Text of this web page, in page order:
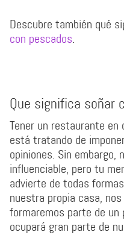
Descubre también qué
con pescados.
Que significa soñar
Tener un restaurante en
está tratando de
opiniones. Sin embargo,
influenciable, pero tu
advierte de todas
nuestra propia casa,
formaremos parte de
ocupará gran parte de